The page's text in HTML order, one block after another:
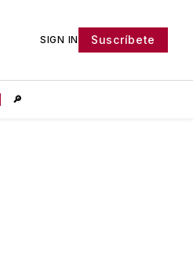
SIGN IN Suscríbete
🔎